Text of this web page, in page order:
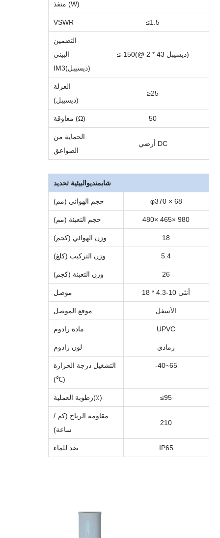
منفذ (W)
VSWR ≤1.5
التضمين
البيني
IM3(ديسيبل)
≤-150 (@ 2 * 43 ديسيبل)
العزلة
(ديسيبل)
≥25
معاوقة (Ω) 50
الحماية من
الصواعق
أرضي DC
شابمنديوالبيئيةتحديد
حجم الهوائي (مم) φ370 × 68
حجم التعبئة (مم) 480× 465× 980
وزن الهوائي (كجم) 18
وزن التركيب (كلغ) 5.4
وزن التعبئة (كجم) 26
موصل 18 * 4.3-10 أنثى
موقع الموصل الأسفل
مادة رادوم UPVC
لون رادوم رمادي
التشغيل درجة الحرارة
(℃)
-40~65
رطوبة العملية(٪) ≤95
مقاومة الرياح (كم /
ساعة)
210
ضد للماء IP65